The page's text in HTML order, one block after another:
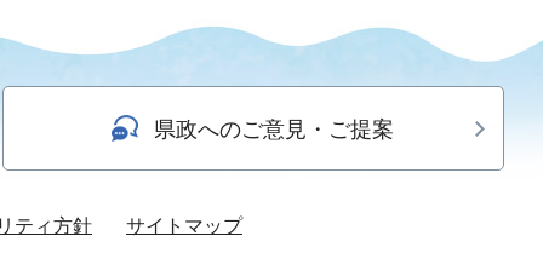
県政へのご意見・ご提案
ティ方針 サイトマップ